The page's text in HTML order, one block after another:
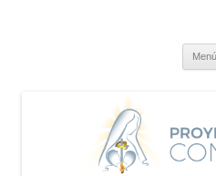
Menú